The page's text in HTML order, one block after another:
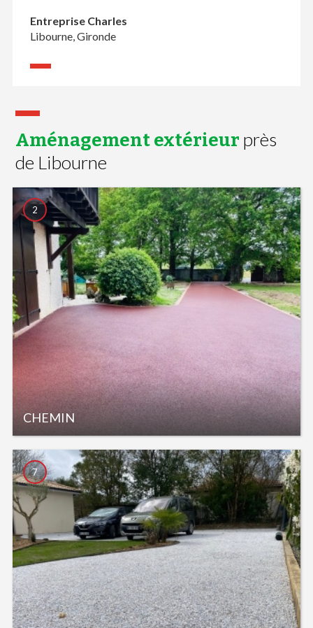
Entreprise Charles
Libourne, Gironde
Aménagement extérieur près
de Libourne
CHEMIN
2
7